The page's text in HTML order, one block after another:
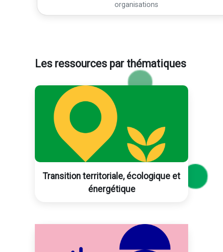
organisations
Blocs
Les ressources par thématiques
Transition territoriale, écologique et
énergétique